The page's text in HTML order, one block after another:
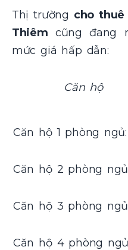
Thị trường cho thuê
Thiêm cũng đang
mức giá hấp dẫn:
Căn hộ
Căn hộ 1 phòng ngủ:
Căn hộ 2 phòng
Căn hộ 3 phòng
Căn hộ 4 phòng ngủ